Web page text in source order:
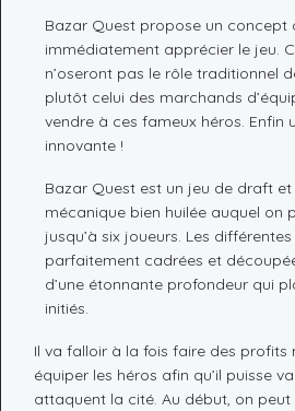
Bazar Quest propose un concept
immédiatement apprécier le jeu.
n’oseront pas le rôle traditionnel
plutôt celui des marchands
vendre à ces fameux héros. Enfin
innovante !
Bazar Quest est un jeu de draft
mécanique bien huilée auquel on
jusqu’à six joueurs. Les
parfaitement cadrées et
d’une étonnante profondeur qui
initiés.
Il va falloir à la fois faire des profits
équiper les héros afin qu’il puisse
attaquent la cité. Au début, on